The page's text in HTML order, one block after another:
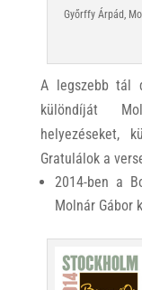
Győrffy Árpád,
A legszebb tál
különdíját
helyezéseket,
Gratulálok a
2014-ben a
Molnár Gábor